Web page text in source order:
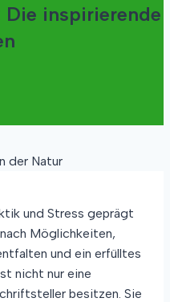
inspirierende
und Stress geprägt
Möglichkeiten,
und ein erfülltes
nicht nur eine
besitzen. Sie